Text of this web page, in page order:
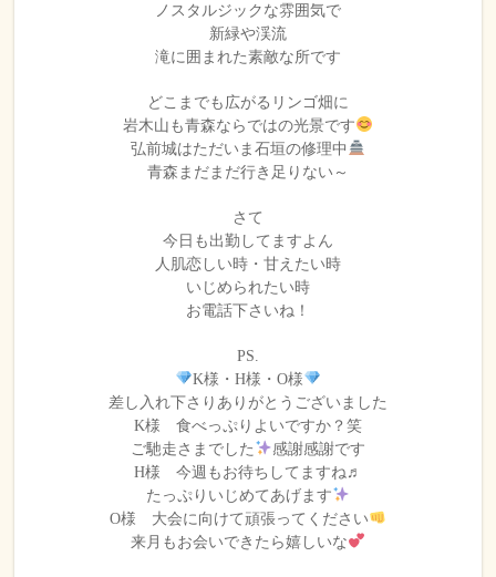
ノスタルジックな雰囲気で
新緑や渓流
滝に囲まれた素敵な所です
どこまでも広がるリンゴ畑に
岩木山も青森ならではの光景です
弘前城はただいま石垣の修理中
青森まだまだ行き足りない～
さて
今日も出勤してますよん
人肌恋しい時・甘えたい時
いじめられたい時
お電話下さいね！
PS.
K様・H様・O様
差し入れ下さりありがとうございました
K様 食べっぷりよいですか？笑
ご馳走さまでした
感謝感謝です
H様 今週もお待ちしてますね♬
たっぷりいじめてあげます
O様 大会に向けて頑張ってください
来月もお会いできたら嬉しいな